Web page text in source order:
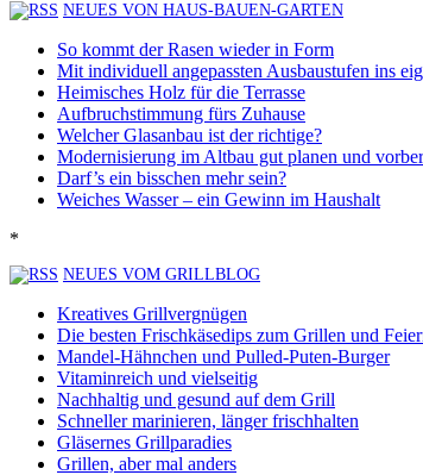
NEUES VON HAUS-BAUEN-GARTEN
So kommt der Rasen wieder in Form
Mit individuell angepassten Ausbaustufen ins
Heimisches Holz für die Terrasse
Aufbruchstimmung fürs Zuhause
Welcher Glasanbau ist der richtige?
Modernisierung im Altbau gut planen und
Darf’s ein bisschen mehr sein?
Weiches Wasser – ein Gewinn im Haushalt
*
NEUES VOM GRILLBLOG
Kreatives Grillvergnügen
Die besten Frischkäsedips zum Grillen und
Mandel-Hähnchen und Pulled-Puten-Burger
Vitaminreich und vielseitig
Nachhaltig und gesund auf dem Grill
Schneller marinieren, länger frischhalten
Gläsernes Grillparadies
Grillen, aber mal anders